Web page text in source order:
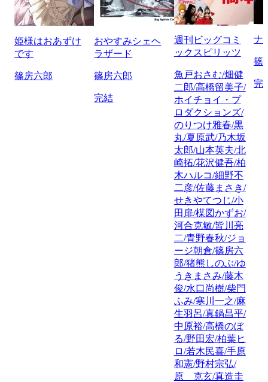
姫様はおあずけ
です
篠房六郎
おやすみシェヘ
ラザード
篠房六郎
完結
週刊ビッグコミ
ックスピリッツ
魚戸おさむ/畑健
二郎/高橋留美子/
ホイチョイ・プ
ロダクションズ/
のりつけ雅春/黒
丸/夏原武/乃木坂
太郎/山本英夫/北
崎拓/花沢健吾/柏
木ハルコ/細野不
二彦/佐藤まさき/
せきやてつじ/小
田扉/楳図かずお/
河合克敏/皆川亮
二/青野春秋/ジョ
ージ朝倉/篠房六
郎/猪熊しのぶ/ゆ
うきまさみ/藤木
俊/水口尚樹/柴門
ふみ/寒川一之/麻
生羽呂/真鍋昌平/
中原裕/高橋のぼ
る/野田宏/柏葉ヒ
ロ/若木民喜/手原
和憲/野村宗弘/
原 克玄/真造圭
ナ
篠
完